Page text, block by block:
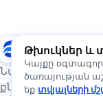
Exalify
քննություններին
Թխուկներ և
Կայքը
ծառայության
եք տվյալների